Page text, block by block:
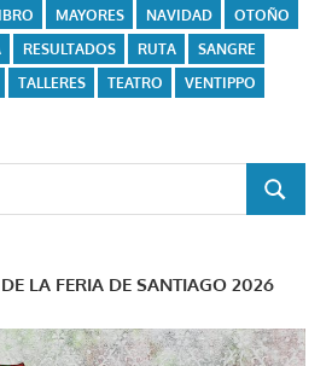
MAYORES NAVIDAD
OTOÑO
RESULTADOS RUTA
SANGRE
TALLERES TEATRO
VENTIPPO
BUSCAR
LA FERIA DE SANTIAGO 2026